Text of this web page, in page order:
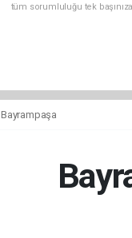
tüm sorumluluğu tek
Bayrampaşa